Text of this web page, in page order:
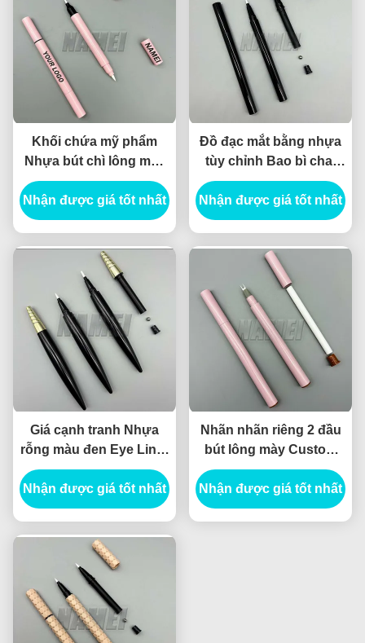
Khối chứa mỹ phẩm
Nhựa bút chì lông mày
Bao bì bút chì mắt lỏng
Nhận được giá tốt nhất
Đồ đạc mắt bằng nhựa
tùy chỉnh Bao bì chai
mắt rỗng Logo riêng bút
chì mắt rỗng
Nhận được giá tốt nhất
Giá cạnh tranh Nhựa
rỗng màu đen Eye Liner
bút chì ống rỗng
Eyeliner Pen
Nhận được giá tốt nhất
Nhãn nhãn riêng 2 đầu
bút lông mày Custom
Tube Brow Collection
Sculpt Pomade Brow
Pencil Container
Nhận được giá tốt nhất